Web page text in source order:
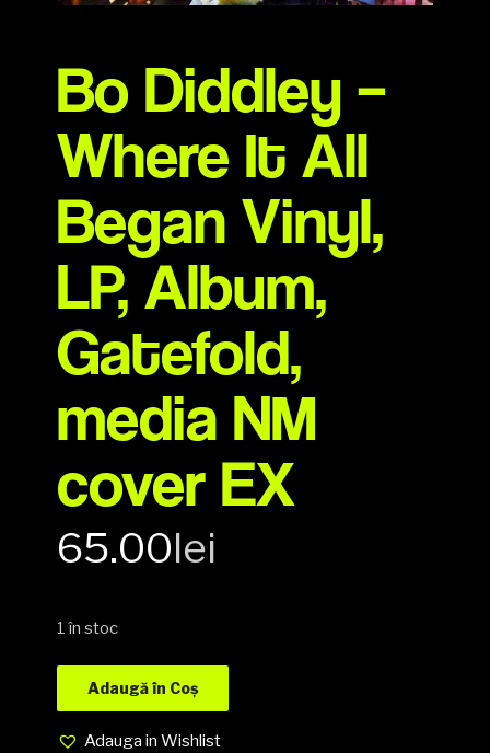
Bo Diddley –
Where It All
Began Vinyl,
LP, Album,
Gatefold,
media NM
cover EX
65.00lei
1 în stoc
Adaugă în Coș
Adauga in Wishlist